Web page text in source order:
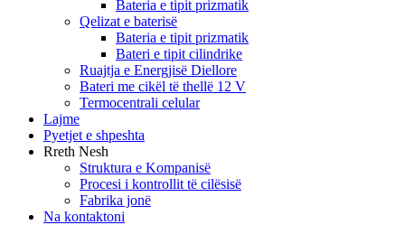
Bateria e tipit prizmatik
Qelizat e baterisë
Bateria e tipit prizmatik
Bateri e tipit cilindrike
Ruajtja e Energjisë Diellore
Bateri me cikël të thellë 12 V
Termocentrali celular
Lajme
Pyetjet e shpeshta
Rreth Nesh
Struktura e Kompanisë
Procesi i kontrollit të cilësisë
Fabrika jonë
Na kontaktoni